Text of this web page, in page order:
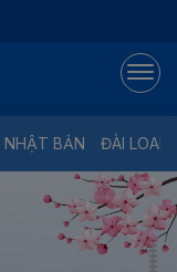
NHẬT BẢN ĐÀI LOAN